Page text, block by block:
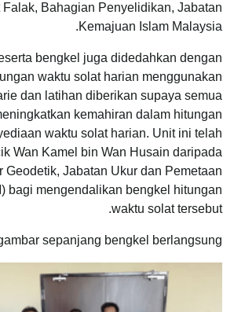
Bahagian Penyelidikan, Jabatan
Kemajuan Islam Malaysia.
bengkel juga didedahkan dengan
waktu solat harian menggunakan
dan latihan diberikan supaya semua
kemahiran dalam hitungan
waktu solat harian. Unit ini telah
Wan Kamel bin Wan Husain daripada
Geodetik, Jabatan Ukur dan Pemetaan
bagi mengendalikan bengkel hitungan
waktu solat tersebut.
sepanjang bengkel berlangsung